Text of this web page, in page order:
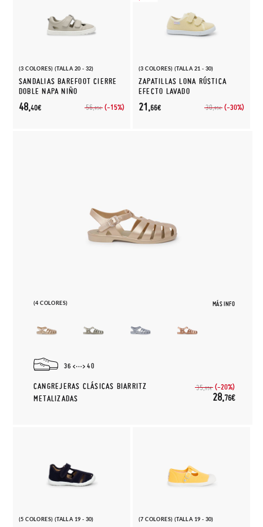
(3 COLORES) (TALLA 20 - 32)
SANDALIAS BAREFOOT CIERRE
DOBLE NAPA NIÑO
56,95€ (-15%)
48,40€
(3 COLORES) (TALLA 21 - 30)
ZAPATILLAS LONA RÚSTICA
EFECTO LAVADO
30,95€ (-30%)
21,66€
(4 COLORES) MÁS INFO
36 40
CANGREJERAS CLÁSICAS BIARRITZ
METALIZADAS
35,95€ (-20%)
28,76€
(5 COLORES) (TALLA 19 - 30) (7 COLORES) (TALLA 19 - 30)